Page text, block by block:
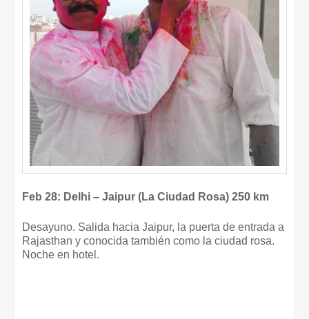
Feb 28: Delhi – Jaipur (La Ciudad Rosa) 250 km
Desayuno. Salida hacia Jaipur, la puerta de entrada a
Rajasthan y conocida también como la ciudad rosa.
Noche en hotel.